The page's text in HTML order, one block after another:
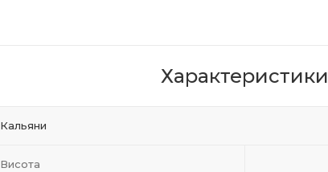
Характеристики
Кальяни
Висота